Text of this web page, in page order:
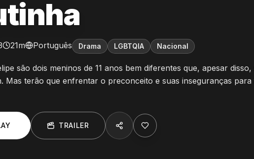
21m Português Drama LGBTQIA Nacional
são dois meninos de 11 anos bem diferentes que, apesar disso,
Mas terão que enfrentar o preconceito e suas inseguranças para
TRAILER